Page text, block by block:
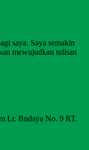
saya. Saya semakin
mewujudkan tulisan
Lr. Budaya No. 9 RT.